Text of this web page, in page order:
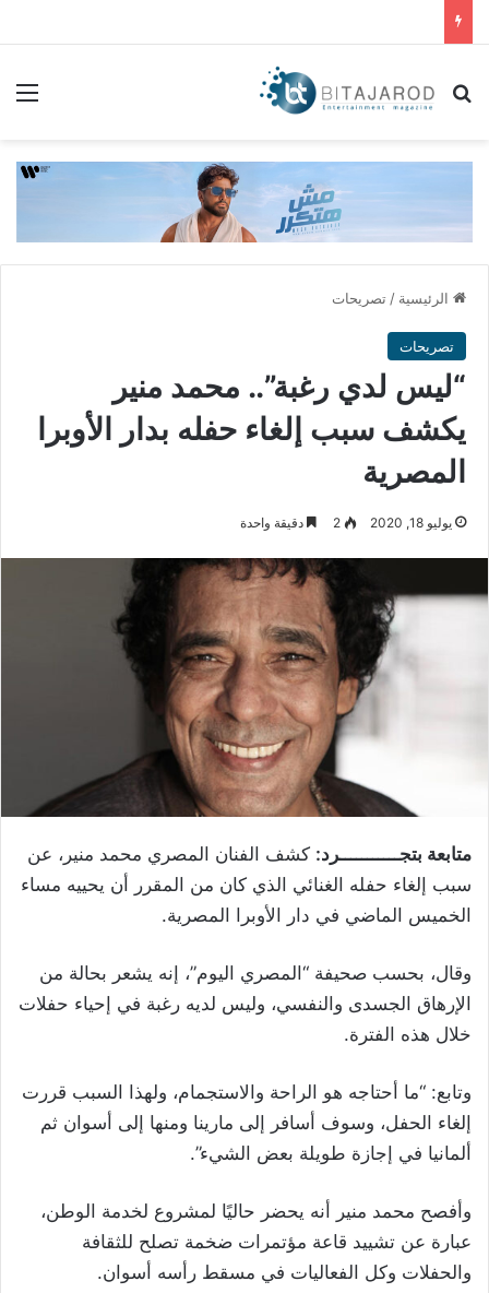
بحث عن
الرئيسية / تصريحات
تصريحات
“ليس لدي رغبة”.. محمد منير
يكشف سبب إلغاء حفله بدار الأوبرا
المصرية
يوليو 18, 2020 2 دقيقة واحدة
متابعة بتجـــــــــــرد: كشف الفنان المصري محمد منير، عن
سبب إلغاء حفله الغنائي الذي كان من المقرر أن يحييه مساء
الخميس الماضي في دار الأوبرا المصرية.
وقال، بحسب صحيفة “المصري اليوم”، إنه يشعر بحالة من
الإرهاق الجسدى والنفسي، وليس لديه رغبة في إحياء حفلات
خلال هذه الفترة.
وتابع: “ما أحتاجه هو الراحة والاستجمام، ولهذا السبب قررت
إلغاء الحفل، وسوف أسافر إلى مارينا ومنها إلى أسوان ثم
ألمانيا في إجازة طويلة بعض الشيء”.
وأفصح محمد منير أنه يحضر حاليًا لمشروع لخدمة الوطن،
عبارة عن تشييد قاعة مؤتمرات ضخمة تصلح للثقافة
والحفلات وكل الفعاليات في مسقط رأسه أسوان.